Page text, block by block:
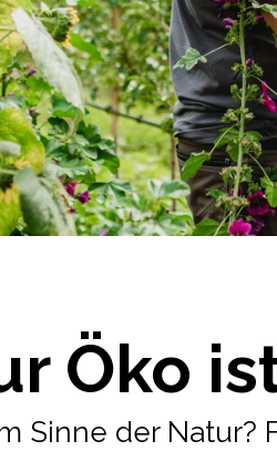
Öko
Sinne der Natur?